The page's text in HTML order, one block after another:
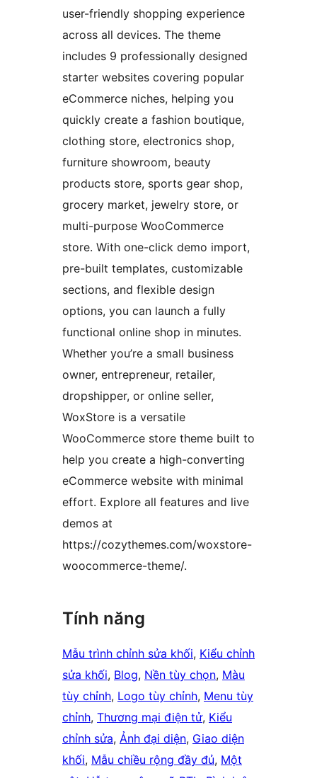
user-friendly shopping experience
across all devices. The theme
includes 9 professionally designed
starter websites covering popular
eCommerce niches, helping you
quickly create a fashion boutique,
clothing store, electronics shop,
furniture showroom, beauty
products store, sports gear shop,
grocery market, jewelry store, or
multi-purpose WooCommerce
store. With one-click demo import,
pre-built templates, customizable
sections, and flexible design
options, you can launch a fully
functional online shop in minutes.
Whether you’re a small business
owner, entrepreneur, retailer,
dropshipper, or online seller,
WoxStore is a versatile
WooCommerce store theme built to
help you create a high-converting
eCommerce website with minimal
effort. Explore all features and live
demos at
https://cozythemes.com/woxstore-
woocommerce-theme/.
Tính năng
Mẫu trình chỉnh sửa khối, Kiểu chỉnh
sửa khối, Blog, Nền tùy chọn, Màu
tùy chỉnh, Logo tùy chỉnh, Menu tùy
chỉnh, Thương mại điện tử, Kiểu
chỉnh sửa, Ảnh đại diện, Giao diện
khối, Mẫu chiều rộng đầy đủ, Một